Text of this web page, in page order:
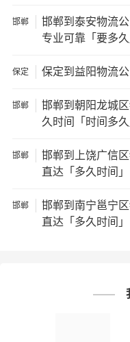
3、服务质量差：不靠
等；
4、安全风险：不靠谱
如不遵守运输规定、不
5、经济损失：如果你
可能需要支付额外的
邯郸
邯郸到泰安物流
专业可靠「要多久
保定 保定到益阳物流
邯郸
邯郸到朝阳龙城
久时间「时间多久
邯郸
邯郸到上饶广信
直达「多久时间」
邯郸
邯郸到南宁邕宁
直达「多久时间」